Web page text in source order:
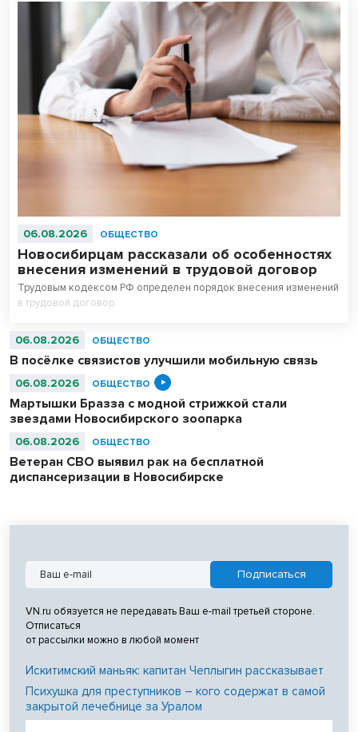
06.08.2026 ОБЩЕСТВО
Новосибирцам рассказали об особенностях
внесения изменений в трудовой договор
Трудовым кодексом РФ определен порядок внесения изменений
в трудовой договор.
06.08.2026 ОБЩЕСТВО
В посёлке связистов улучшили мобильную связь
06.08.2026 ОБЩЕСТВО
Мартышки Бразза с модной стрижкой стали
звездами Новосибирского зоопарка
06.08.2026 ОБЩЕСТВО
Ветеран СВО выявил рак на бесплатной
диспансеризации в Новосибирске
VN.ru обязуется не передавать Ваш e-mail третьей стороне.
Отписаться
от рассылки можно в любой момент
Искитимский маньяк: капитан Чеплыгин рассказывает
Психушка для преступников – кого содержат в самой
закрытой лечебнице за Уралом